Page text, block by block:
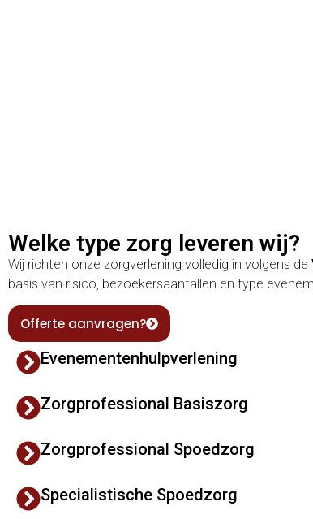
Welke type zorg leveren wij?
Wij richten onze zorgverlening volledig in volgens de
basis van risico, bezoekersaantallen en type
Offerte aanvragen?
Evenementenhulpverlening
Zorgprofessional Basiszorg
Zorgprofessional Spoedzorg
Specialistische Spoedzorg